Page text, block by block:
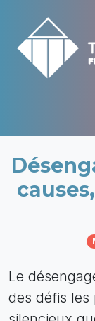
Le
des défis les